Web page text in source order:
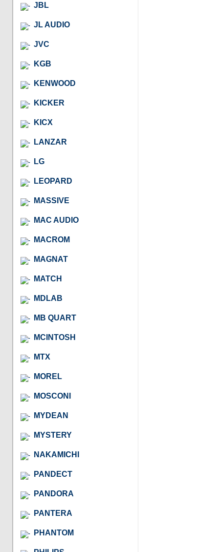
JBL
JL AUDIO
JVC
KGB
KENWOOD
KICKER
KICX
LANZAR
LG
LEOPARD
MASSIVE
MAC AUDIO
MACROM
MAGNAT
MATCH
MDLAB
MB QUART
MCINTOSH
MTX
MOREL
MOSCONI
MYDEAN
MYSTERY
NAKAMICHI
PANDECT
PANDORA
PANTERA
PHANTOM